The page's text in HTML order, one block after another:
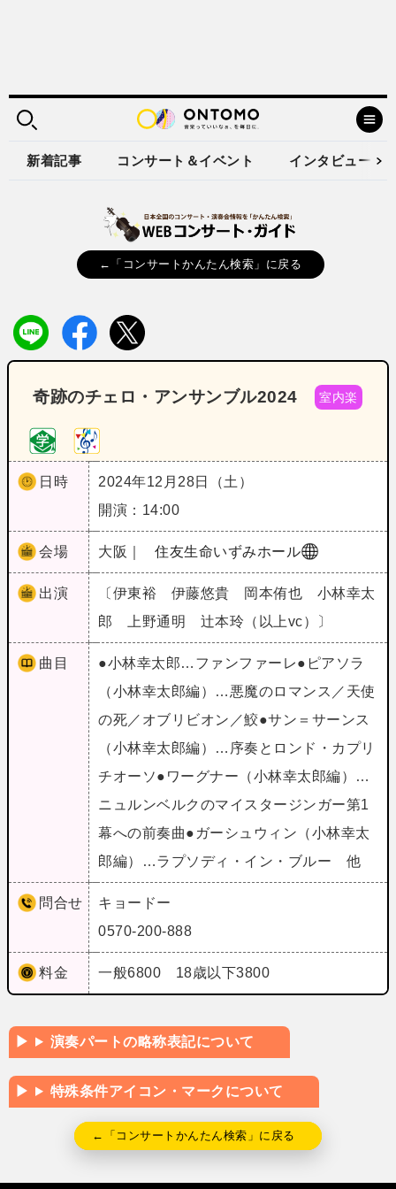
新着記事 コンサート＆イベント インタビュー
←「コンサートかんたん検索」に戻る
奇跡のチェロ・アンサンブル2024 室内楽
日時
2024年12月28日（土）
開演：14:00
会場 大阪｜ 住友生命いずみホール
出演
〔伊東裕 伊藤悠貴 岡本侑也 小林幸太
郎 上野通明 辻本玲（以上vc）〕
曲目
●小林幸太郎…ファンファーレ●ピアソラ
（小林幸太郎編）…悪魔のロマンス／天使
の死／オブリビオン／鮫●サン＝サーンス
（小林幸太郎編）…序奏とロンド・カプリ
チオーソ●ワーグナー（小林幸太郎編）…
ニュルンベルクのマイスタージンガー第1
幕への前奏曲●ガーシュウィン（小林幸太
郎編）…ラプソディ・イン・ブルー 他
問合せ
キョードー
0570-200-888
料金 一般6800 18歳以下3800
演奏パートの略称表記について
特殊条件アイコン・マークについて
←「コンサートかんたん検索」に戻る